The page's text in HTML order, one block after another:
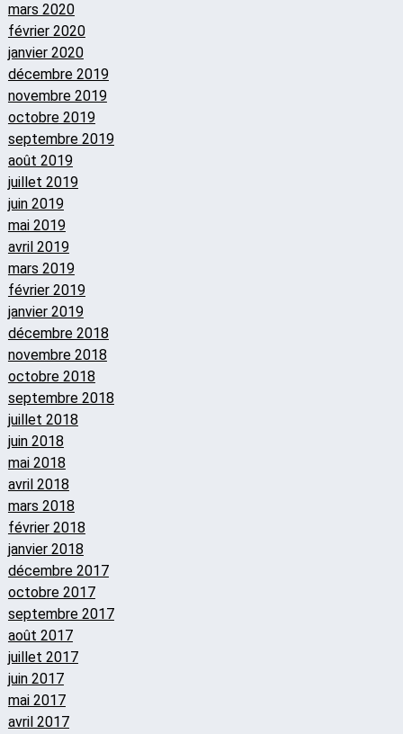
mars 2020
février 2020
janvier 2020
décembre 2019
novembre 2019
octobre 2019
septembre 2019
août 2019
juillet 2019
juin 2019
mai 2019
avril 2019
mars 2019
février 2019
janvier 2019
décembre 2018
novembre 2018
octobre 2018
septembre 2018
juillet 2018
juin 2018
mai 2018
avril 2018
mars 2018
février 2018
janvier 2018
décembre 2017
octobre 2017
septembre 2017
août 2017
juillet 2017
juin 2017
mai 2017
avril 2017